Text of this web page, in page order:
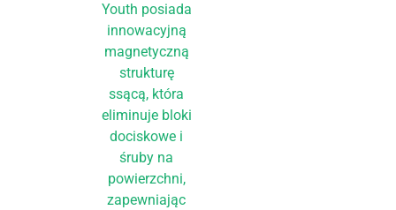
Youth posiada
innowacyjną
magnetyczną
strukturę
ssącą, która
eliminuje bloki
dociskowe i
śruby na
powierzchni,
zapewniając